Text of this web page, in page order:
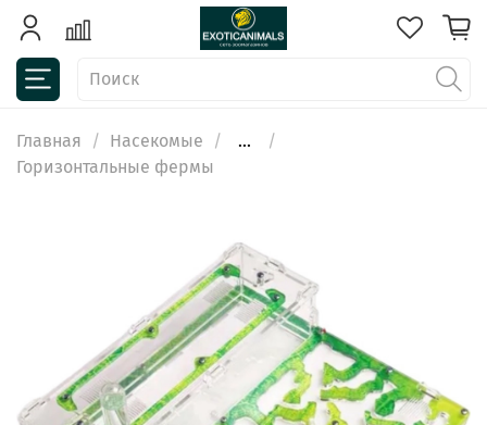
Главная Насекомые
...
Горизонтальные фермы